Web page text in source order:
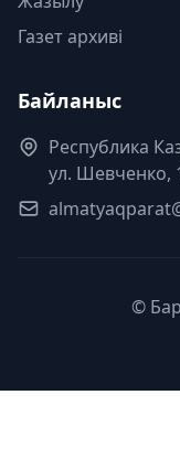
Газет архиві
Байланыс
Республика
ул. Шевченко,
©